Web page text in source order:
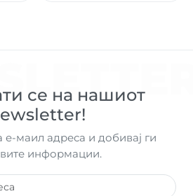
се на нашиот
е-маил адреса и добивај ги
информации.